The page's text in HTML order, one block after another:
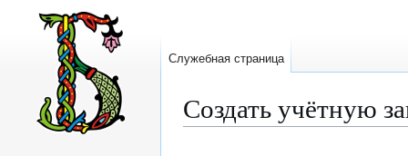
Создать учётную
Служебная страница